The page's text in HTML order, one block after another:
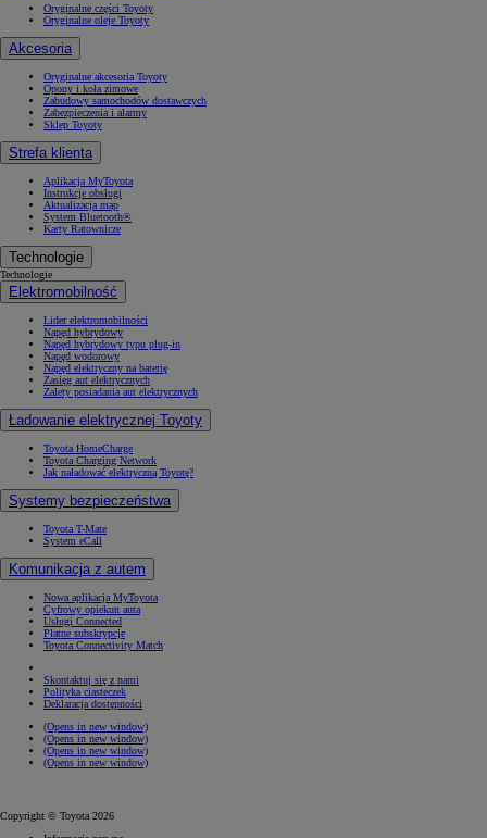
Oryginalne części Toyoty
Oryginalne oleje Toyoty
Akcesoria
Oryginalne akcesoria Toyoty
Opony i koła zimowe
Zabudowy samochodów dostawczych
Zabezpieczenia i alarmy
Sklep Toyoty
Strefa klienta
Aplikacja MyToyota
Instrukcje obsługi
Aktualizacja map
System Bluetooth®
Karty Ratownicze
Technologie
Technologie
Elektromobilność
Lider elektromobilności
Napęd hybrydowy
Napęd hybrydowy typu plug-in
Napęd wodorowy
Napęd elektryczny na baterię
Zasięg aut elektrycznych
Zalety posiadania aut elektrycznych
Ładowanie elektrycznej Toyoty
Toyota HomeCharge
Toyota Charging Network
Jak naładować elektryczną Toyotę?
Systemy bezpieczeństwa
Toyota T-Mate
System eCall
Komunikacja z autem
Nowa aplikacja MyToyota
Cyfrowy opiekun auta
Usługi Connected
Płatne subskrypcje
Toyota Connectivity Match
Skontaktuj się z nami
Polityka ciasteczek
Deklaracja dostępności
(Opens in new window)
(Opens in new window)
(Opens in new window)
(Opens in new window)
Copyright © Toyota 2026